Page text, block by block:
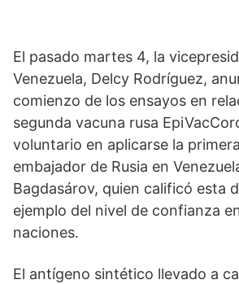
El pasado martes 4, la
Venezuela, Delcy Rodríguez,
comienzo de los ensayos en
segunda vacuna rusa
voluntario en aplicarse la
embajador de Rusia en
Bagdasárov, quien calificó esta
ejemplo del nivel de confianza
naciones.
El antígeno sintético llevado a